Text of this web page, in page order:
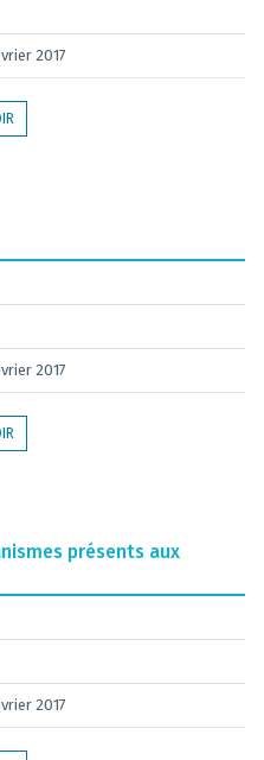
2017
2017
présents aux
2017